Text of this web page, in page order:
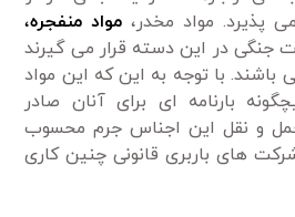
پذیرد. مواد مخدر، مواد منفجره،
جنگی در این دسته قرار می گیرند
باشند. با توجه به این که این مواد
بارنامه ای برای آنان صادر
و نقل این اجناس جرم محسوب
های باربری قانونی چنین کاری